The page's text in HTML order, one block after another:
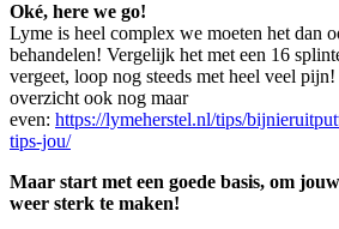
Oké, here we go!
Lyme is heel complex we moeten het dan
behandelen! Vergelijk het met een 16
vergeet, loop nog steeds met heel veel
overzicht ook nog maar
even: https://lymeherstel.nl/tips/
tips-jou/
Maar start met een goede basis, om
weer sterk te maken!